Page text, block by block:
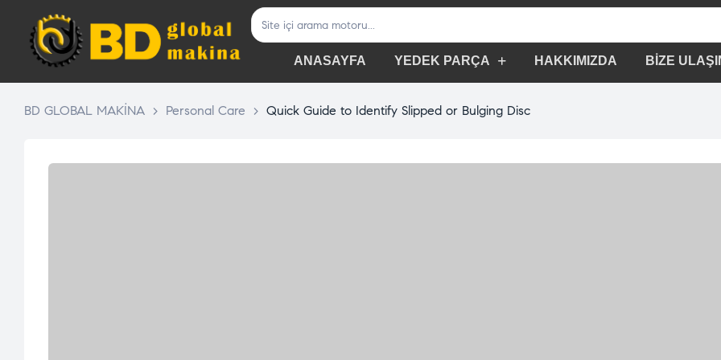
ANASAYFA YEDEK PARÇA HAKKIMIZDA BİZE
BD GLOBAL MAKİNA > Personal Care > Quick Guide to Identify Slipped or Bulging Disc